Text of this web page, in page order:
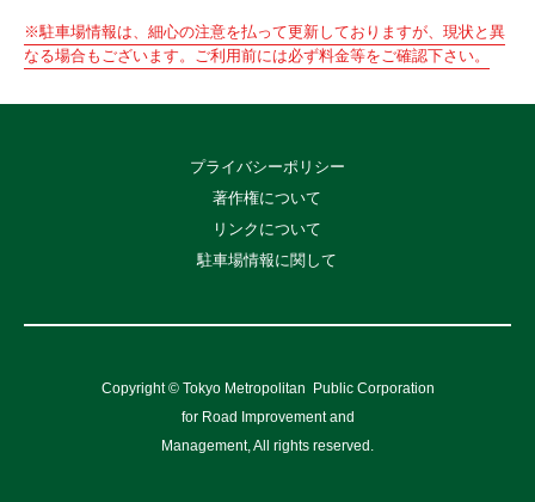
※駐車場情報は、細心の注意を払って更新しておりますが、現状と異
なる場合もございます。ご利用前には必ず料金等をご確認下さい。
プライバシーポリシー
著作権について
リンクについて
駐車場情報に関して
Copyright © Tokyo Metropolitan
Public Corporation
for Road Improvement and
Management, All rights reserved.